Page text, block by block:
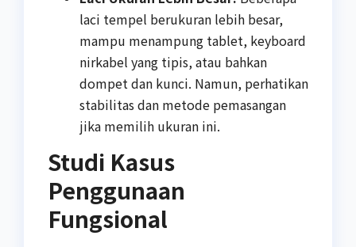
laci tempel berukuran lebih besar,
mampu menampung tablet, keyboard
nirkabel yang tipis, atau bahkan
dompet dan kunci. Namun, perhatikan
stabilitas dan metode pemasangan
jika memilih ukuran ini.
Studi Kasus
Penggunaan
Fungsional